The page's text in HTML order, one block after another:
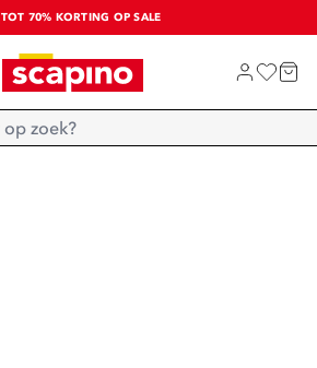
TOT 70% KORTING OP SALE
SALE: LAATSTE KANS!
SHOP NIEUW
Home